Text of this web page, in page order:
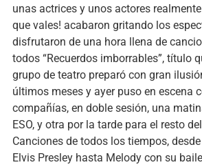
unas actrices y unos actores realmente
que vales! acabaron gritando los
disfrutaron de una hora llena de
todos “Recuerdos imborrables”, título
grupo de teatro preparó con gran
últimos meses y ayer puso en escena
compañías, en doble sesión, una
ESO, y otra por la tarde para el resto
Canciones de todos los tiempos,
Elvis Presley hasta Melody con su